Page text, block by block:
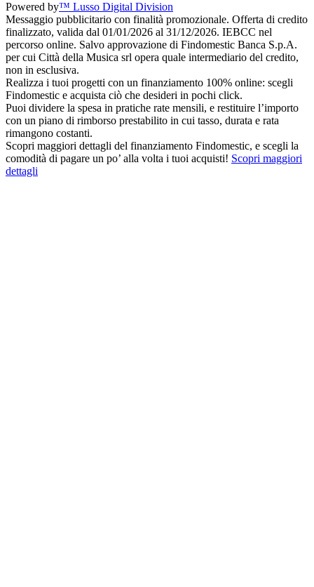
Powered by™ Lusso Digital Division
Messaggio pubblicitario con finalità promozionale. Offerta di credito
finalizzato, valida dal 01/01/2026 al 31/12/2026. IEBCC nel
percorso online. Salvo approvazione di Findomestic Banca S.p.A.
per cui Città della Musica srl opera quale intermediario del credito,
non in esclusiva.
Realizza i tuoi progetti con un finanziamento 100% online: scegli
Findomestic e acquista ciò che desideri in pochi click.
Puoi dividere la spesa in pratiche rate mensili, e restituire l’importo
con un piano di rimborso prestabilito in cui tasso, durata e rata
rimangono costanti.
Scopri maggiori dettagli del finanziamento Findomestic, e scegli la
comodità di pagare un po’ alla volta i tuoi acquisti! Scopri maggiori
dettagli